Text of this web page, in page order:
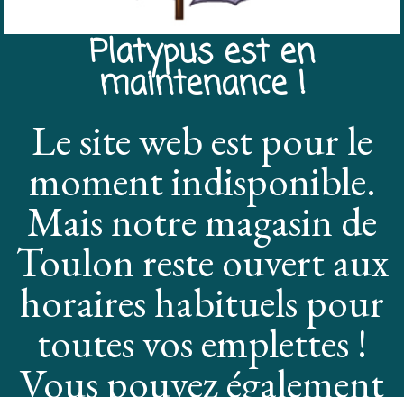
Platypus est en
maintenance !
Le site web est pour le
moment indisponible.
Mais notre magasin de
Toulon reste ouvert aux
horaires habituels pour
toutes vos emplettes !
Vous pouvez également